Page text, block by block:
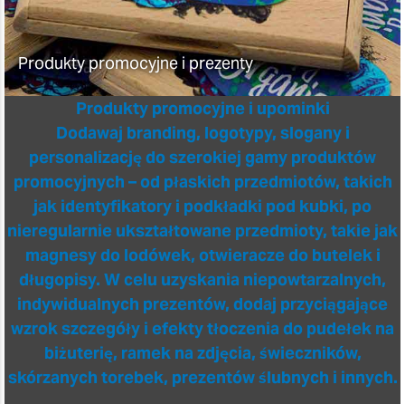
Produkty promocyjne i prezenty
Produkty promocyjne i upominki
Dodawaj branding, logotypy, slogany i
personalizację do szerokiej gamy produktów
promocyjnych – od płaskich przedmiotów, takich
jak identyfikatory i podkładki pod kubki, po
nieregularnie ukształtowane przedmioty, takie jak
magnesy do lodówek, otwieracze do butelek i
długopisy. W celu uzyskania niepowtarzalnych,
indywidualnych prezentów, dodaj przyciągające
wzrok szczegóły i efekty tłoczenia do pudełek na
biżuterię, ramek na zdjęcia, świeczników,
skórzanych torebek, prezentów ślubnych i innych.